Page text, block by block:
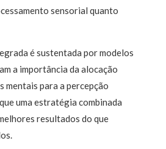
sensorial quanto
é sustentada por modelos
a importância da alocação
mentais para a percepção
uma estratégia combinada
resultados do que